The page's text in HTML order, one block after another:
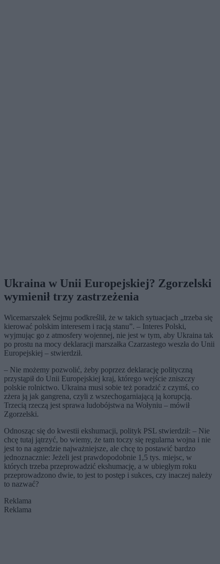
Ukraina w Unii Europejskiej? Zgorzelski
wymienił trzy zastrzeżenia
Wicemarszałek Sejmu podkreślił, że w takich sytuacjach „trzeba się
kierować polskim interesem i racją stanu”. – Interes Polski,
wyjmując go z atmosfery wojennej, nie jest w tym, aby Ukraina tak
po prostu na mocy deklaracji marszałka Czarzastego weszła do Unii
Europejskiej – stwierdził.
– Nie możemy pozwolić, żeby poprzez deklarację polityczną
przystąpił do Unii Europejskiej kraj, którego wejście zniszczy
polskie rolnictwo. Ukraina musi sobie też poradzić z czymś, co
zżera ją jak gangrena, czyli z wszechogarniającą ją korupcją.
Trzecią rzeczą jest sprawa ludobójstwa na Wołyniu – mówił
Zgorzelski.
Odnosząc się do kwestii ekshumacji, polityk PSL stwierdził: – Nie
chcę tutaj jątrzyć, bo wiemy, że tam toczy się regularna wojna i nie
jest to na agendzie najważniejsze, ale chcę to postawić bardzo
jednoznacznie: Jeżeli jest prawdopodobnie 1,5 tys. miejsc, w
których trzeba przeprowadzić ekshumację, a w ubiegłym roku
przeprowadzono dwie, to jest to postęp i sukces, czy inaczej należy
to nazwać?
Reklama
Reklama